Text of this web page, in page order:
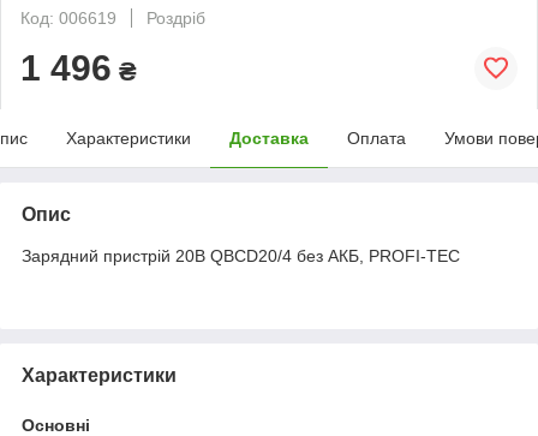
Код: 006619
Роздріб
1 496 ₴
Характеристики Доставка Оплата Умови
Опис
Зарядний пристрій 20В QBCD20/4 без АКБ, PROFI-TEC
Характеристики
Основні